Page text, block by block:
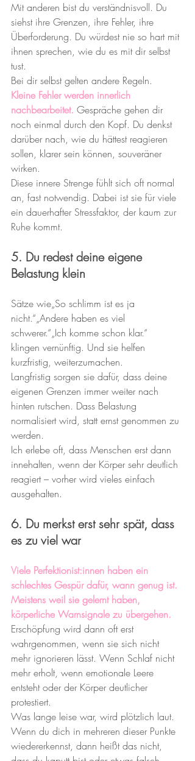
Mit anderen bist du verständnisvoll. Du
siehst ihre Grenzen, ihre Fehler, ihre
Überforderung. Du würdest nie so hart mit
ihnen sprechen, wie du es mit dir selbst
tust.
Bei dir selbst gelten andere Regeln.
Kleine Fehler werden innerlich
nachbearbeitet. Gespräche gehen dir
noch einmal durch den Kopf. Du denkst
darüber nach, wie du hättest reagieren
sollen, klarer sein können, souveräner
wirken.
Diese innere Strenge fühlt sich oft normal
an, fast notwendig. Dabei ist sie für viele
ein dauerhafter Stressfaktor, der kaum zur
Ruhe kommt.
5. Du redest deine eigene
Belastung klein
Sätze wie„So schlimm ist es ja
nicht.“„Andere haben es viel
schwerer.“„Ich komme schon klar.“
klingen vernünftig. Und sie helfen
kurzfristig, weiterzumachen.
Langfristig sorgen sie dafür, dass deine
eigenen Grenzen immer weiter nach
hinten rutschen. Dass Belastung
normalisiert wird, statt ernst genommen zu
werden.
Ich erlebe oft, dass Menschen erst dann
innehalten, wenn der Körper sehr deutlich
reagiert – vorher wird vieles einfach
ausgehalten.
6. Du merkst erst sehr spät, dass
es zu viel war
Viele Perfektionist:innen haben ein
schlechtes Gespür dafür, wann genug ist.
Meistens weil sie gelernt haben,
körperliche Warnsignale zu übergehen.
Erschöpfung wird dann oft erst
wahrgenommen, wenn sie sich nicht
mehr ignorieren lässt. Wenn Schlaf nicht
mehr erholt, wenn emotionale Leere
entsteht oder der Körper deutlicher
protestiert.
Was lange leise war, wird plötzlich laut.
Wenn du dich in mehreren dieser Punkte
wiedererkennst, dann heißt das nicht,